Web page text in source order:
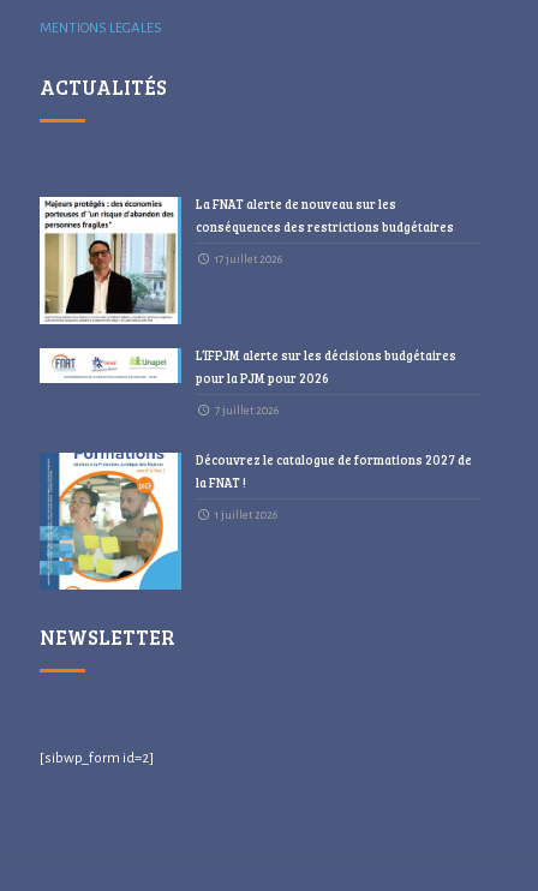
MENTIONS LEGALES
ACTUALITÉS
La FNAT alerte de nouveau sur les
conséquences des restrictions budgétaires
17 juillet 2026
L’IFPJM alerte sur les décisions budgétaires
pour la PJM pour 2026
7 juillet 2026
Découvrez le catalogue de formations 2027 de
la FNAT !
1 juillet 2026
NEWSLETTER
[sibwp_form id=2]